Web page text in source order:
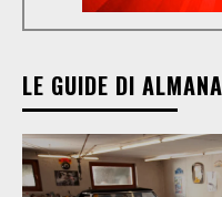
LE GUIDE DI